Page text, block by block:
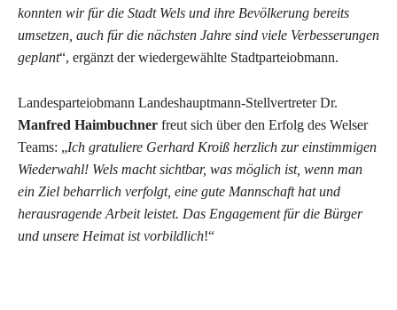
konnten wir für die Stadt Wels und ihre Bevölkerung bereits
umsetzen, auch für die nächsten Jahre sind viele Verbesserungen
geplant“, ergänzt der wiedergewählte Stadtparteiobmann.
Landesparteiobmann Landeshauptmann-Stellvertreter Dr.
Manfred Haimbuchner freut sich über den Erfolg des Welser
Teams: „Ich gratuliere Gerhard Kroiß herzlich zur einstimmigen
Wiederwahl! Wels macht sichtbar, was möglich ist, wenn man
ein Ziel beharrlich verfolgt, eine gute Mannschaft hat und
herausragende Arbeit leistet. Das Engagement für die Bürger
und unsere Heimat ist vorbildlich!“